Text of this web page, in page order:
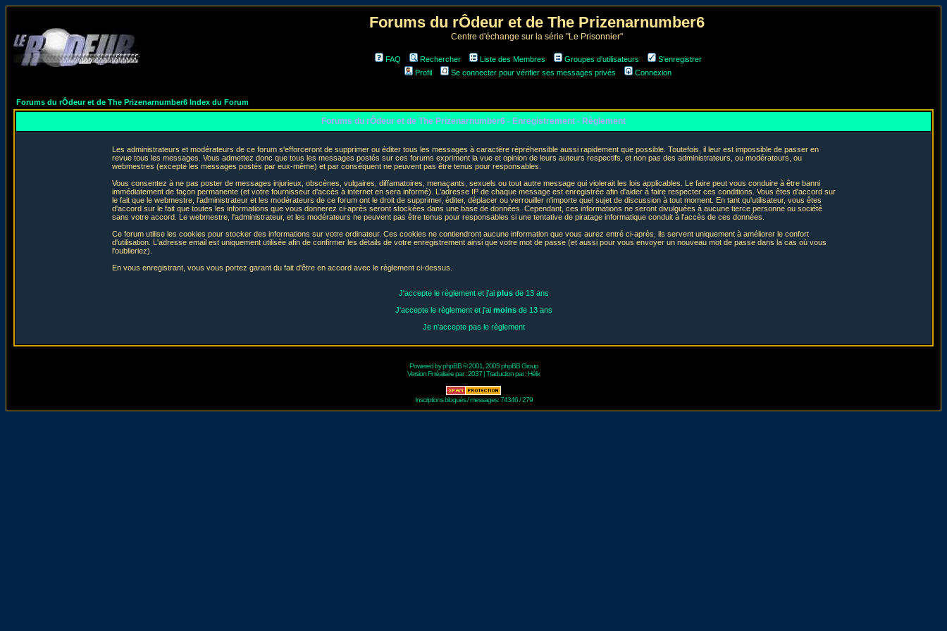
Forums du rÔdeur et de The Prizenarnumber6
Centre d'échange sur la série "Le Prisonnier"
FAQ Rechercher Liste des Membres Groupes d'utilisateurs
S'enregistrer
Profil
Se connecter pour vérifier ses messages privés Connexion
Forums du rÔdeur et de The Prizenarnumber6 Index du Forum
Forums du rÔdeur et de The Prizenarnumber6 - Enregistrement - Règlement
Les administrateurs et modérateurs de ce forum s'efforceront de supprimer ou éditer tous les messages à caractère répréhensible aussi rapidement que possible. Toutefois, il leur est impossible de passer en
revue tous les messages. Vous admettez donc que tous les messages postés sur ces forums expriment la vue et opinion de leurs auteurs respectifs, et non pas des administrateurs, ou modérateurs, ou
webmestres (excepté les messages postés par eux-même) et par conséquent ne peuvent pas être tenus pour responsables.
Vous consentez à ne pas poster de messages injurieux, obscènes, vulgaires, diffamatoires, menaçants, sexuels ou tout autre message qui violerait les lois applicables. Le faire peut vous conduire à être banni
immédiatement de façon permanente (et votre fournisseur d'accès à internet en sera informé). L'adresse IP de chaque message est enregistrée afin d'aider à faire respecter ces conditions. Vous êtes d'accord sur
le fait que le webmestre, l'administrateur et les modérateurs de ce forum ont le droit de supprimer, éditer, déplacer ou verrouiller n'importe quel sujet de discussion à tout moment. En tant qu'utilisateur, vous êtes
d'accord sur le fait que toutes les informations que vous donnerez ci-après seront stockées dans une base de données. Cependant, ces informations ne seront divulguées à aucune tierce personne ou société
sans votre accord. Le webmestre, l'administrateur, et les modérateurs ne peuvent pas être tenus pour responsables si une tentative de piratage informatique conduit à l'accès de ces données.
Ce forum utilise les cookies pour stocker des informations sur votre ordinateur. Ces cookies ne contiendront aucune information que vous aurez entré ci-après, ils servent uniquement à améliorer le confort
d'utilisation. L'adresse email est uniquement utilisée afin de confirmer les détails de votre enregistrement ainsi que votre mot de passe (et aussi pour vous envoyer un nouveau mot de passe dans la cas où vous
l'oublieriez).
En vous enregistrant, vous vous portez garant du fait d'être en accord avec le règlement ci-dessus.
J'accepte le règlement et j'ai plusde 13 ans
J'accepte le règlement et j'ai moinsde 13 ans
Je n'accepte pas le règlement
Powered byphpBB© 2001, 2005 phpBB Group
Version Fr réalisée par :2037 | Traduction par :Hélix
Inscriptions bloqués / messages: 74346 / 279